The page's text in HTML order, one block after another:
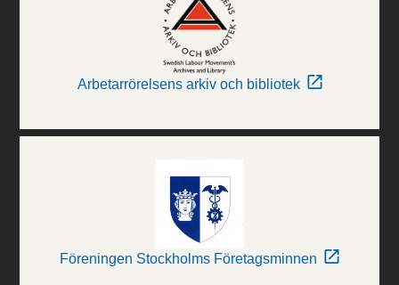
Arbetarrörelsens arkiv och bibliotek
Föreningen Stockholms Företagsminnen